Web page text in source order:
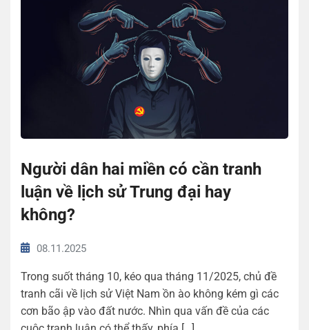
Người dân hai miền có cần tranh
luận về lịch sử Trung đại hay
không?
08.11.2025
Trong suốt tháng 10, kéo qua tháng 11/2025, chủ đề
tranh cãi về lịch sử Việt Nam ồn ào không kém gì các
cơn bão ập vào đất nước. Nhìn qua vấn đề của các